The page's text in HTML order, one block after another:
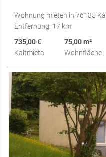
Wohnung mieten in 76135
Entfernung: 17 km
735,00 €
Kaltmiete
75,00 m²
Wohnfläche